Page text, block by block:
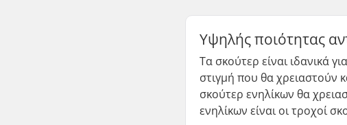
Υψηλής ποιότητας
Τα σκούτερ είναι ιδανικά
στιγμή που θα χρειαστούν
σκούτερ ενηλίκων θα
ενηλίκων είναι οι τροχοί